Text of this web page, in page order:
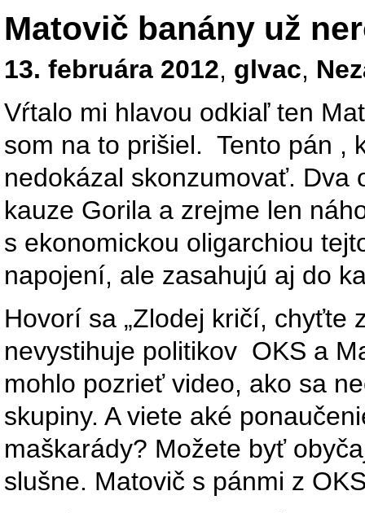
Matovič banány už
13. februára 2012, glvac,
Vŕtalo mi hlavou odkiaľ ten
som na to prišiel. Tento pán ,
nedokázal skonzumovať. Dva
kauze Gorila a zrejme len
s ekonomickou oligarchiou
napojení, ale zasahujú aj do
Hovorí sa „Zlodej kričí, chyťte
nevystihuje politikov OKS a
mohlo pozrieť video, ako sa
skupiny. A viete aké
maškarády? Možete byť
slušne. Matovič s pánmi z